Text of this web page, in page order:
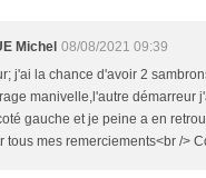
Michel 08/08/2021 09:39
j'ai la chance d'avoir 2
manivelle,l'autre démarreur
gauche et je peine a en
tous mes remerciements<br />